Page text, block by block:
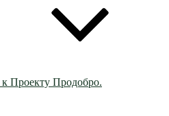
Проекту Продобро.